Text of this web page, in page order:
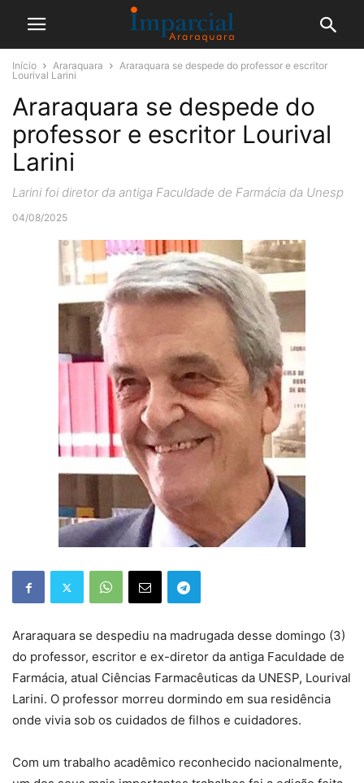
Início Araraquara
Araraquara se despede do professor e escritor
Lourival Larini
Araraquara se despede do
professor e escritor Lourival
Larini
Larini foi diretor da antiga Faculdade de Farmácia da Unesp
04/08/2025
Araraquara se despediu na madrugada desse domingo (3)
do professor, escritor e ex-diretor da antiga Faculdade de
Farmácia, atual Ciências Farmacêuticas da UNESP, Lourival
Larini. O professor morreu dormindo em sua residência
onde vivia sob os cuidados de filhos e cuidadores.
Com um trabalho acadêmico reconhecido nacionalmente,